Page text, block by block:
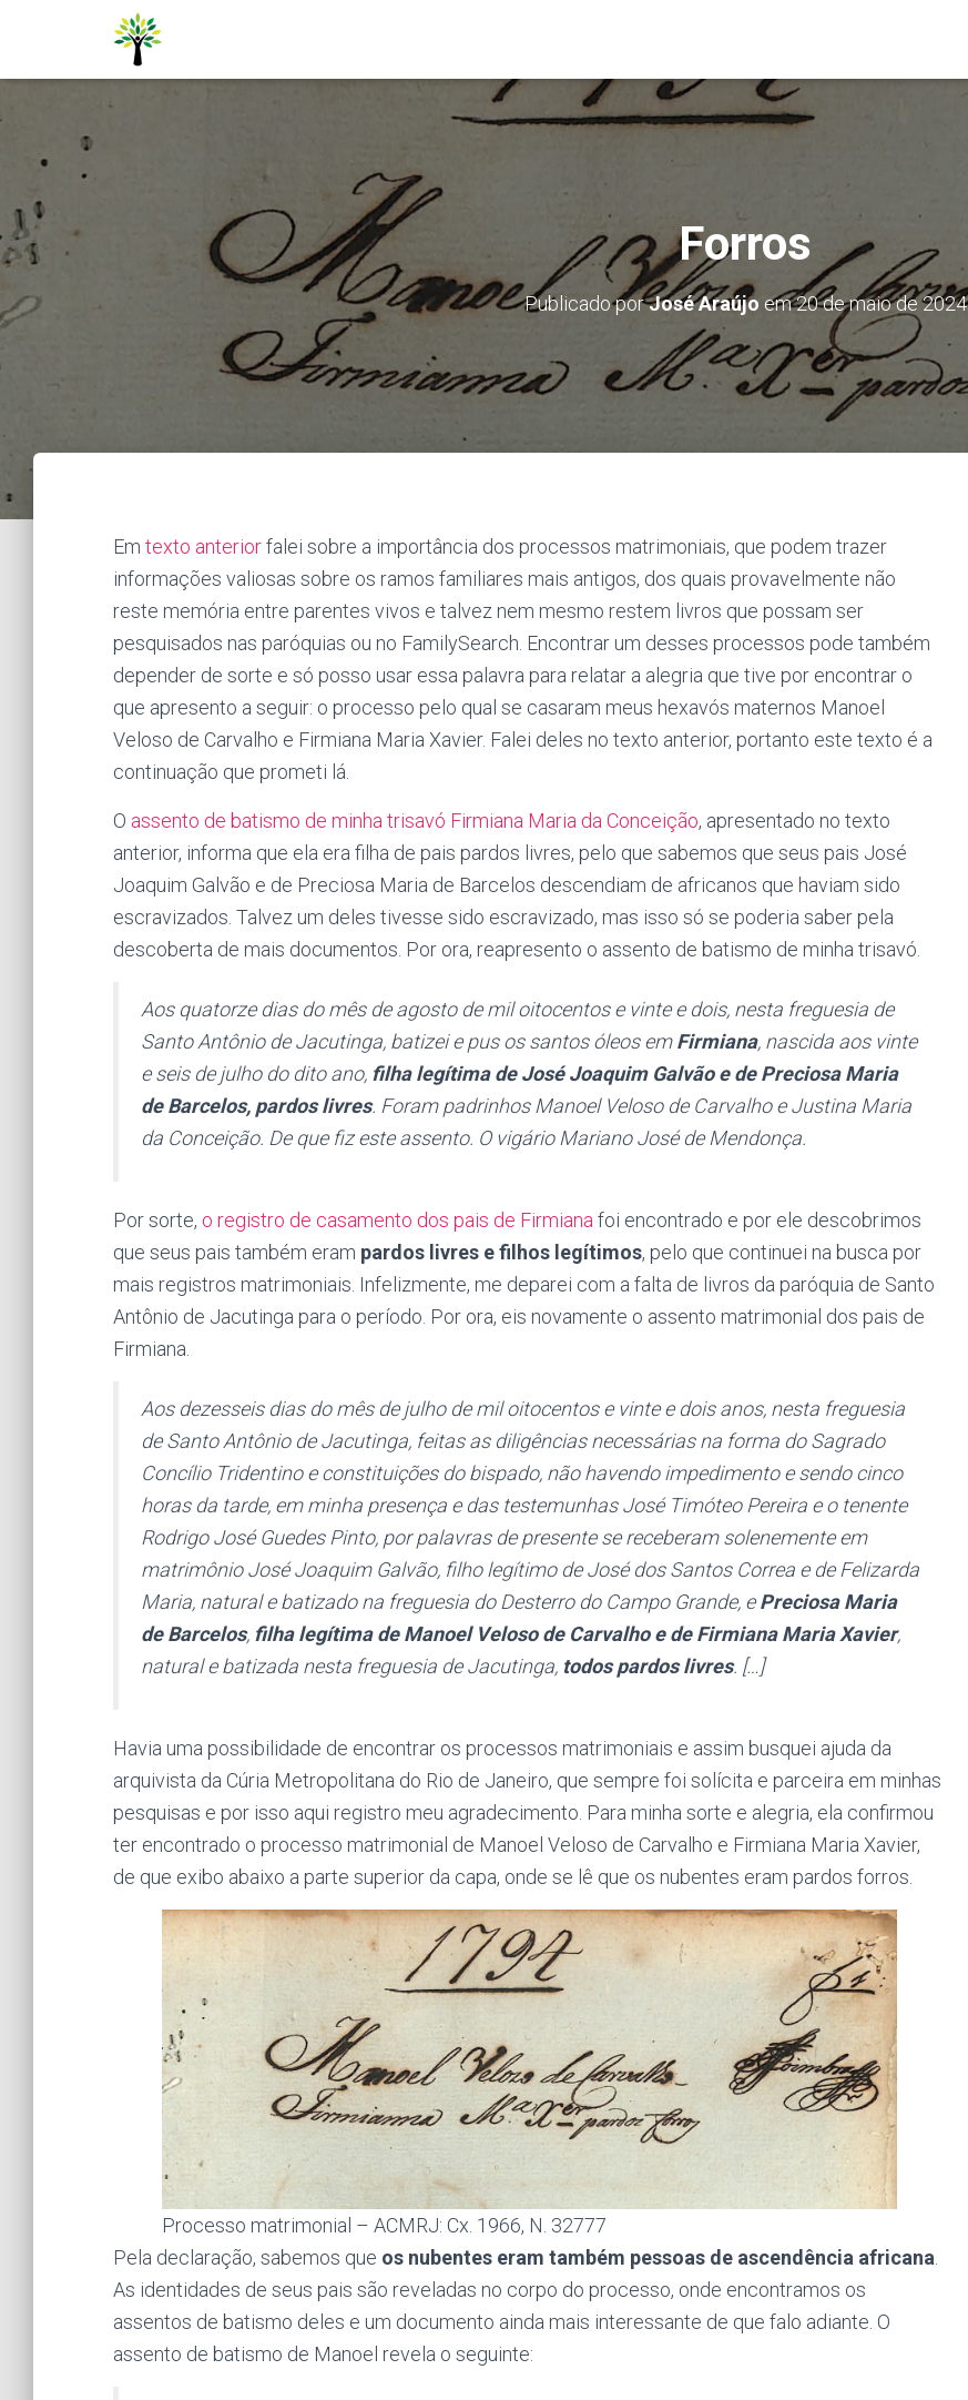
Forros
Publicado porJosé Araújo em20 de maio de 2024
Em texto anteriorfalei sobre a importância dos processos matrimoniais, que podem trazer
informações valiosas sobre os ramos familiares mais antigos, dos quais provavelmente não
reste memória entre parentes vivos e talvez nem mesmo restem livros que possam ser
pesquisados nas paróquias ou no FamilySearch. Encontrar um desses processos pode também
depender de sorte e só posso usar essa palavra para relatar a alegria que tive por encontrar o
que apresento a seguir: o processo pelo qual se casaram meus hexavós maternos Manoel
Veloso de Carvalho e Firmiana Maria Xavier. Falei deles no texto anterior, portanto este texto é a
continuação que prometi lá.
O assento de batismo de minha trisavó Firmiana Maria da Conceição, apresentado no texto
anterior, informa que ela era filha de pais pardos livres, pelo que sabemos que seus pais José
Joaquim Galvão e de Preciosa Maria de Barcelos descendiam de africanos que haviam sido
escravizados. Talvez um deles tivesse sido escravizado, mas isso só se poderia saber pela
descoberta de mais documentos. Por ora, reapresento o assento de batismo de minha trisavó.
Aos quatorze dias do mês de agosto de mil oitocentos e vinte e dois, nesta freguesia de
Santo Antônio de Jacutinga, batizei e pus os santos óleos emFirmiana, nascida aos vinte
e seis de julho do dito ano, filha legítima de José Joaquim Galvão e de Preciosa Maria
de Barcelos, pardos livres. Foram padrinhos Manoel Veloso de Carvalho e Justina Maria
da Conceição. De que fiz este assento. O vigário Mariano José de Mendonça.
Por sorte, o registro de casamento dos pais de Firmiana foi encontrado e por ele descobrimos
que seus pais também eram pardos livres e filhos legítimos, pelo que continuei na busca por
mais registros matrimoniais. Infelizmente, me deparei com a falta de livros da paróquia de Santo
Antônio de Jacutinga para o período. Por ora, eis novamente o assento matrimonial dos pais de
Firmiana.
Aos dezesseis dias do mês de julho de mil oitocentos e vinte e dois anos, nesta freguesia
de Santo Antônio de Jacutinga, feitas as diligências necessárias na forma do Sagrado
Concílio Tridentino e constituições do bispado, não havendo impedimento e sendo cinco
horas da tarde, em minha presença e das testemunhas José Timóteo Pereira e o tenente
Rodrigo José Guedes Pinto, por palavras de presente se receberam solenemente em
matrimônio José Joaquim Galvão, filho legítimo de José dos Santos Correa e de Felizarda
Maria, natural e batizado na freguesia do Desterro do Campo Grande, ePreciosa Maria
de Barcelos, filha legítima de Manoel Veloso de Carvalho e de Firmiana Maria Xavier,
natural e batizada nesta freguesia de Jacutinga, todos pardos livres. […]
Havia uma possibilidade de encontrar os processos matrimoniais e assim busquei ajuda da
arquivista da Cúria Metropolitana do Rio de Janeiro, que sempre foi solícita e parceira em minhas
pesquisas e por isso aqui registro meu agradecimento. Para minha sorte e alegria, ela confirmou
ter encontrado o processo matrimonial de Manoel Veloso de Carvalho e Firmiana Maria Xavier,
de que exibo abaixo a parte superior da capa, onde se lê que os nubentes eram pardos forros.
Processo matrimonial – ACMRJ: Cx. 1966, N. 32777
Pela declaração, sabemos que os nubentes eram também pessoas de ascendência africana
As identidades de seus pais são reveladas no corpo do processo, onde encontramos os
assentos de batismo deles e um documento ainda mais interessante de que falo adiante. O
assento de batismo de Manoel revela o seguinte: